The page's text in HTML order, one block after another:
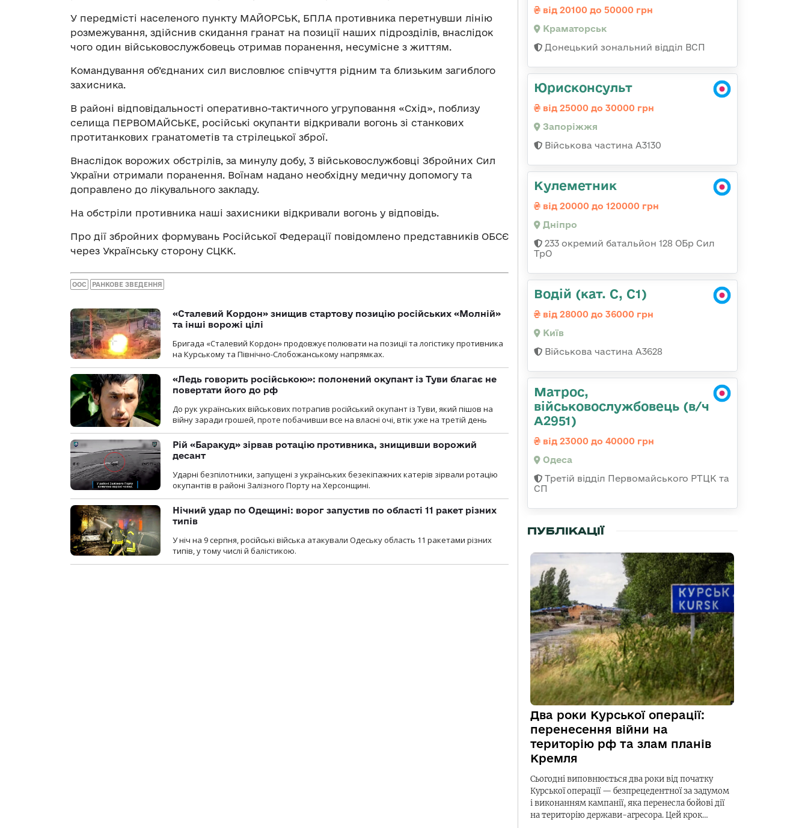
У передмісті населеного пункту МАЙОРСЬК, БПЛА противника перетнувши лінію
розмежування, здійснив скидання гранат на позиції наших підрозділів, внаслідок
чого один військовослужбовець отримав поранення, несумісне з життям.
Командування об’єднаних сил висловлює співчуття рідним та близьким загиблого
захисника.
В районі відповідальності оперативно-тактичного угруповання «Схід», поблизу
селища ПЕРВОМАЙСЬКЕ, російські окупанти відкривали вогонь зі станкових
протитанкових гранатометів та стрілецької зброї.
Внаслідок ворожих обстрілів, за минулу добу, 3 військовослужбовці Збройних Сил
України отримали поранення. Воїнам надано необхідну медичну допомогу та
доправлено до лікувального закладу.
На обстріли противника наші захисники відкривали вогонь у відповідь.
Про дії збройних формувань Російської Федерації повідомлено представників ОБСЄ
через Українську сторону СЦКК.
ООС РАНКОВЕ ЗВЕДЕННЯ
«Сталевий Кордон» знищив стартову позицію російських «Молній»
та інші ворожі цілі
Бригада «Сталевий Кордон» продовжує полювати на позиції та логістику противника
на Курському та Північно-Слобожанському напрямках.
«Ледь говорить російською»: полонений окупант із Туви благає не
повертати його до рф
До рук українських військових потрапив російський окупант із Туви, який пішов на
війну заради грошей, проте побачивши все на власні очі, втік уже на третій день
Рій «Баракуд» зірвав ротацію противника, знищивши ворожий
десант
Ударні безпілотники, запущені з українських безекіпажних катерів зірвали ротацію
окупантів в районі Залізного Порту на Херсонщині.
Нічний удар по Одещині: ворог запустив по області 11 ракет різних
типів
У ніч на 9 серпня, російські війська атакували Одеську область 11 ракетами різних
типів, у тому числі й балістикою.
від 20100 до 50000 грн
Краматорськ
Донецький зональний відділ ВСП
Юрисконсульт
від 25000 до 30000 грн
Запоріжжя
Військова частина А3130
Кулеметник
від 20000 до 120000 грн
Дніпро
233 окремий батальйон 128 ОБр Сил
ТрО
Водій (кат. С, С1)
від 28000 до 36000 грн
Київ
Військова частина А3628
Матрос,
військовослужбовець (в/ч
А2951)
від 23000 до 40000 грн
Одеса
Третій відділ Первомайського РТЦК та
СП
ПУБЛІКАЦІЇ
Два роки Курської операції:
перенесення війни на
територію рф та злам планів
Кремля
Сьогодні виповнюється два роки від початку
Курської операції — безпрецедентної за задумом
і виконанням кампанії, яка перенесла бойові дії
на територію держави-агресора. Цей крок…